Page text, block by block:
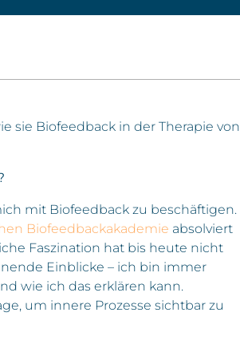
sie Biofeedback in der Therapie von
mit Biofeedback zu beschäftigen.
Biofeedbackakademie absolviert
Faszination hat bis heute nicht
Einblicke – ich bin immer
wie ich das erklären kann.
um innere Prozesse sichtbar zu